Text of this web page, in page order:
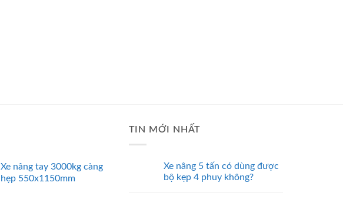
Xe nâng tay 3000kg càng
hẹp 550x1150mm
TIN MỚI NHẤT
Xe nâng 5 tấn có dùng được
bộ kẹp 4 phuy không?